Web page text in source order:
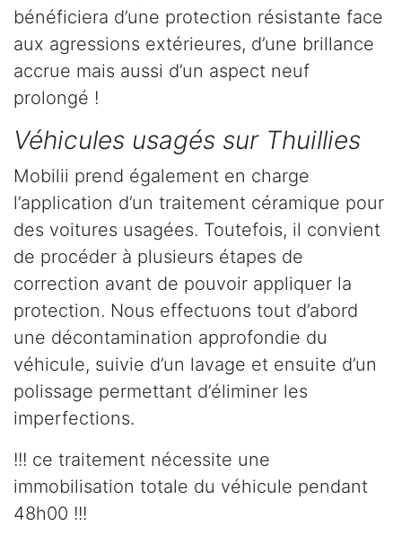
bénéficiera d’une protection résistante face
aux agressions extérieures, d’une brillance
accrue mais aussi d’un aspect neuf
prolongé !
Véhicules usagés sur Thuillies
Mobilii prend également en charge
l’application d’un traitement céramique pour
des voitures usagées. Toutefois, il convient
de procéder à plusieurs étapes de
correction avant de pouvoir appliquer la
protection. Nous effectuons tout d’abord
une décontamination approfondie du
véhicule, suivie d’un lavage et ensuite d’un
polissage permettant d’éliminer les
imperfections.
!!! ce traitement nécessite une
immobilisation totale du véhicule pendant
48h00 !!!